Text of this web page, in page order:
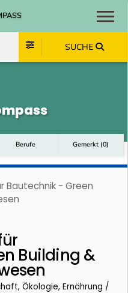
SUCHE
Berufe Gemerkt (0)
Bautechnik - Green
Building &
Ökologie, Ernährung /